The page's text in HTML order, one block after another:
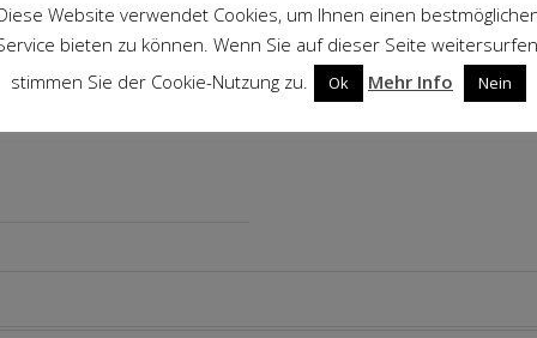
Website verwendet Cookies, um Ihnen einen
bieten zu können. Wenn Sie auf dieser Seite
stimmen Sie der Cookie-Nutzung zu.
Ok Mehr Info Nein